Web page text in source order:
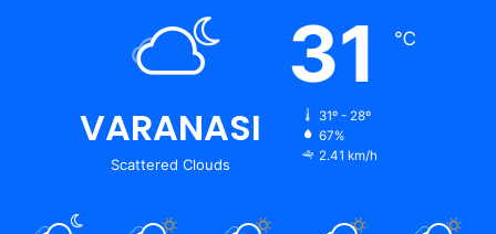
VARANASI
Scattered Clouds
31 ℃
31º - 28º
67%
2.41 km/h